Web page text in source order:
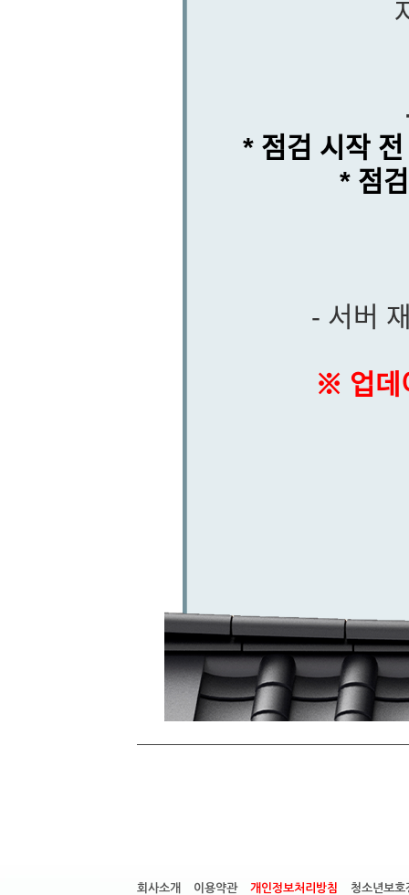
* 점검 시작
* 점
- 서버
※ 업데
회사소개 이용약관 개인정보처리방침 청소년보호